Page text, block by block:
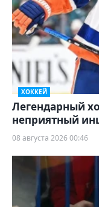
ХОККЕЙ
Легендарный
неприятный
08 августа 2026 00:46